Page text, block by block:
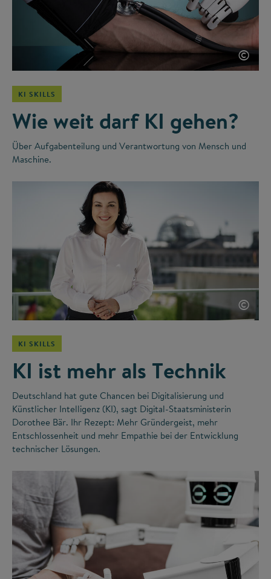
©
KI SKILLS
Wie weit darf KI gehen?
Über Aufgabenteilung und Verantwortung von Mensch und
Maschine.
©
KI SKILLS
KI ist mehr als Technik
Deutschland hat gute Chancen bei Digitalisierung und
Künstlicher Intelligenz (KI), sagt Digital-Staatsministerin
Dorothee Bär. Ihr Rezept: Mehr Gründergeist, mehr
Entschlossenheit und mehr Empathie bei der Entwicklung
technischer Lösungen.